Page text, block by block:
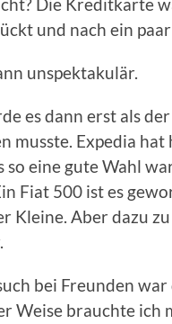
und nach ein
unspektakulär.
es dann erst als
musste. Expedia
so eine gute Wahl
Fiat 500 ist es
Kleine. Aber dazu
bei Freunden
Weise brauchte ich